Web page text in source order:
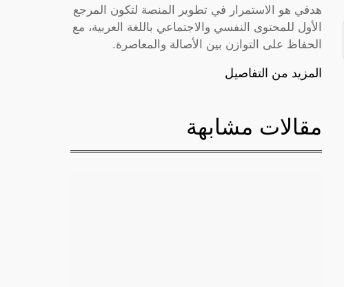
هدفي هو الاستمرار في تطوير المنصة لتكون المرجع
الأول للمحتوى النفسي والاجتماعي باللغة العربية، مع
الحفاظ على التوازن بين الأصالة والمعاصرة.
المزيد من التفاصيل
مقالات مشابهة